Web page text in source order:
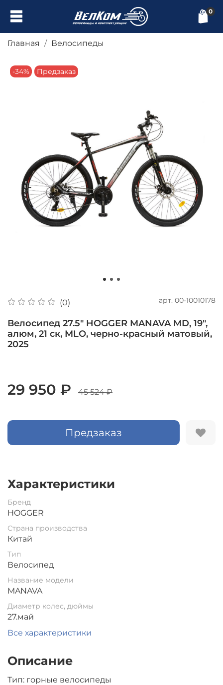
0
Главная Велосипеды
-34% Предзаказ
(0) арт. 00-10010178
Велосипед 27.5" HOGGER MANAVA MD, 19",
алюм, 21 ск, MLO, черно-красный матовый,
2025
29 950 ₽ 45 524 ₽
Предзаказ
Характеристики
Бренд
HOGGER
Страна производства
Китай
Тип
Велосипед
Название модели
MANAVA
Диаметр колес, дюймы
27.май
Все характеристики
Описание
Тип: горные велосипеды